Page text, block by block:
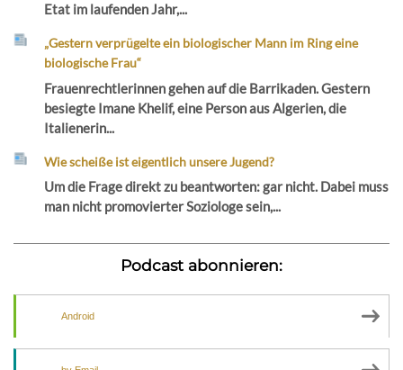
Etat im laufenden Jahr,...
„Gestern verprügelte ein biologischer Mann im Ring eine
biologische Frau“
Frauenrechtlerinnen gehen auf die Barrikaden. Gestern
besiegte Imane Khelif, eine Person aus Algerien, die
Italienerin...
Wie scheiße ist eigentlich unsere Jugend?
Um die Frage direkt zu beantworten: gar nicht. Dabei muss
man nicht promovierter Soziologe sein,...
Podcast abonnieren:
Android